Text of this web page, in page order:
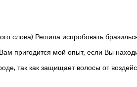
слова) Решила испробовать
пригодится мой опыт, если Вы
так как защищает волосы от